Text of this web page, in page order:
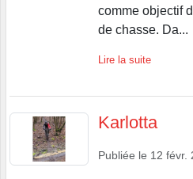
comme objectif
de chasse. Da...
Lire la suite
Karlotta
Publiée le 12 févr.